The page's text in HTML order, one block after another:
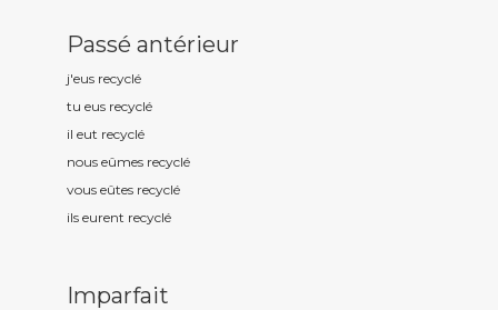
Passé antérieur
j'eus recyclé
tu eus recyclé
il eut recyclé
nous eûmes recyclé
vous eûtes recyclé
ils eurent recyclé
Imparfait